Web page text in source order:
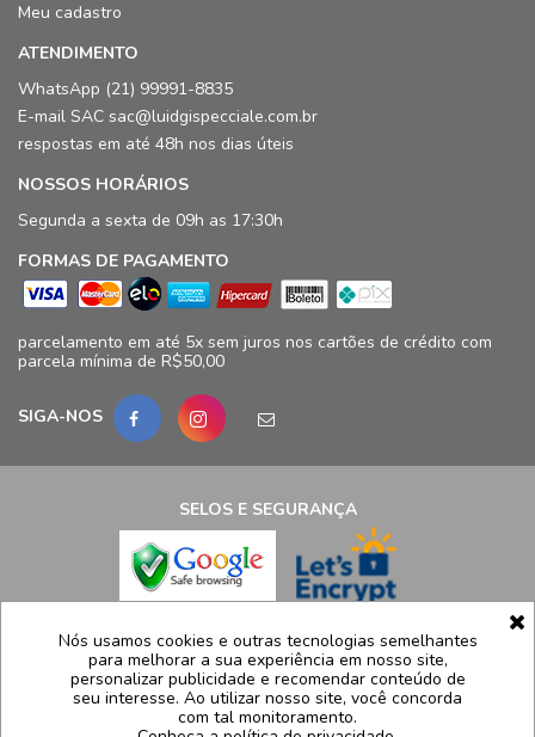
Meu cadastro
ATENDIMENTO
WhatsApp (21) 99991-8835
E-mail SAC sac@luidgispecciale.com.br
respostas em até 48h nos dias úteis
NOSSOS HORÁRIOS
Segunda a sexta de 09h as 17:30h
FORMAS DE PAGAMENTO
parcelamento em até 5x sem juros nos cartões de crédito com
parcela mínima de R$50,00
SIGA-NOS
SELOS E SEGURANÇA
LCB Confecções Eireli | CNPJ: 19.316.833/0009-41
Avenida Ayrton Senna, 5.500, Bloco 11, loja 124/125 - Barra da
Tijuca - Rio de Janeiro - RJ – CEP 22775005
Atendimento: (21) 99991-8835 | sac@luidgispecciale.com.br
Nós usamos cookies e outras tecnologias semelhantes
para melhorar a sua experiência em nosso site,
personalizar publicidade e recomendar conteúdo de
seu interesse. Ao utilizar nosso site, você concorda
com tal monitoramento.